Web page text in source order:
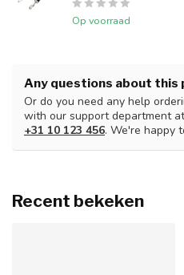
Op voorraad
Any questions about this
Or do you need any help
with our support department
+31 10 123 456. We're happy
Recent bekeken